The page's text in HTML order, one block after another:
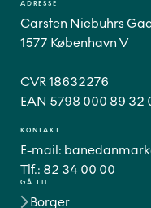
GÅ TIL
Borger
ADRESSE
Carsten Niebuhrs
1577 København V
CVR 18632276
EAN 5798 000 89 32
KONTAKT
E-mail:
Tlf.: 82 34 00 00